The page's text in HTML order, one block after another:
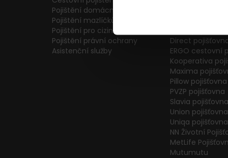
Pojištění domácnosti
Pojištění mazlíčků
Pojištění pro cizince
Pojištění právní ochrany
Asistenční služby
Direct
ERGO cestovní
Kooperativa
Maxima
Pillow pojišťovna
PVZP pojišťovna
Slavia pojišťovna
Union pojišťovna
Uniqa pojišťovna
NN Životní
MetLife
Mutumutu